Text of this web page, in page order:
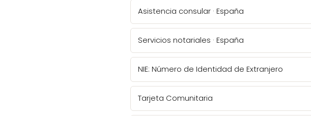
Asistencia consular · España
Servicios notariales · España
NIE: Número de Identidad de Extranjero
Tarjeta Comunitaria